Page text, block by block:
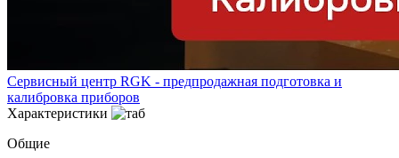
Сервисный центр RGK - предпродажная подготовка и
калибровка приборов
Характеристики
Общие